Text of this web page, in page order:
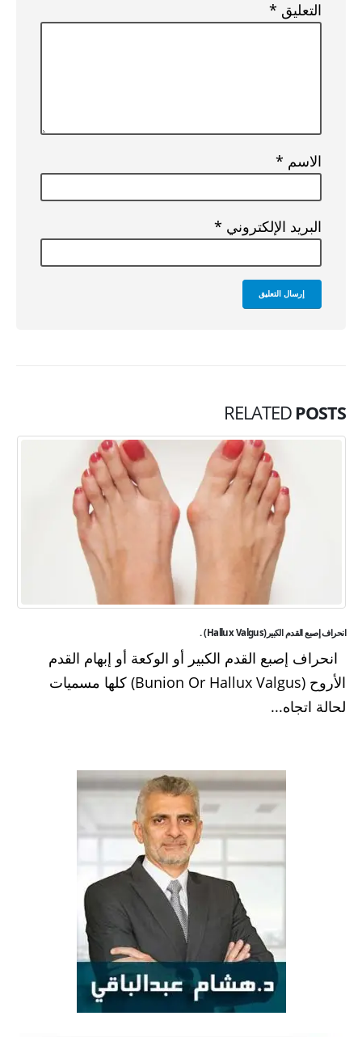
التعليق *
الاسم *
البريد الإلكتروني *
RELATED POSTS
انحراف إصبع القدم الكبير(Hallux Valgus) .
انحراف إصبع القدم الكبير أو الوكعة أو إبهام القدم
الأروح (Bunion Or Hallux Valgus) كلها مسميات
لحالة اتجاه...